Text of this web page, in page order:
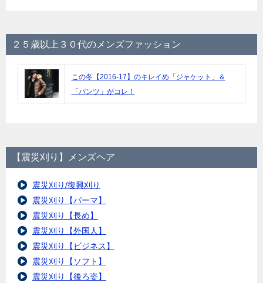
２５歳以上３０代のメンズファッション
この冬【2016-17】のキレイめ「ジャケット」＆
「パンツ」がコレ！
【震災刈り】メンズヘア
震災刈り/復興刈り
震災刈り【パーマ】
震災刈り【長め】
震災刈り【外国人】
震災刈り【ビジネス】
震災刈り【ソフト】
震災刈り【後ろ姿】